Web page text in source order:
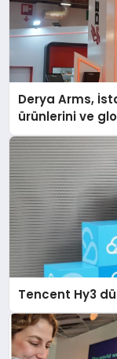
Derya Arms,
ürünlerini ve
Tencent Hy3